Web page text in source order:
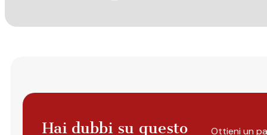
Hai dubbi su questo
Ottieni un